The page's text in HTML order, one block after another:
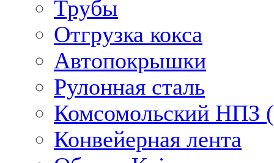
Трубы
Отгрузка кокса
Автопокрышки
Рулонная сталь
Комсомольский НПЗ
Конвейерная лента